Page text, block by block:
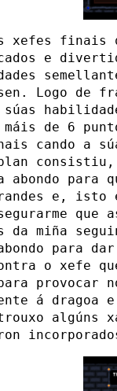
xefes finais
e
Logo de
súas
de 6
cando a
plan
abondo para
e, isto
que
da miña
para
o xefe
provocar
á dragoa
algúns